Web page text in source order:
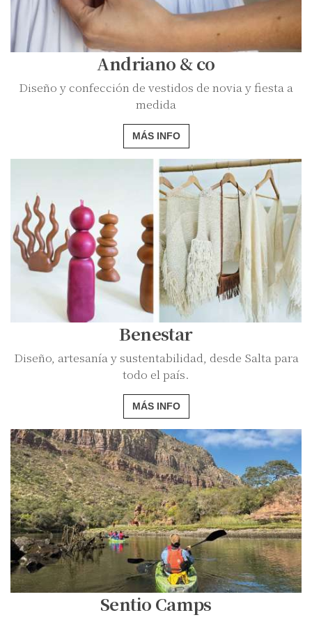
Andriano & co
Diseño y confección de vestidos de novia y fiesta a
medida
MÁS INFO
Benestar
Diseño, artesanía y sustentabilidad, desde Salta para
todo el país.
MÁS INFO
Sentio Camps